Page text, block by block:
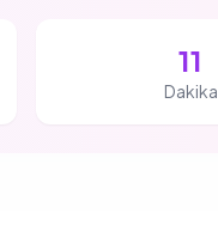
11
Dakika